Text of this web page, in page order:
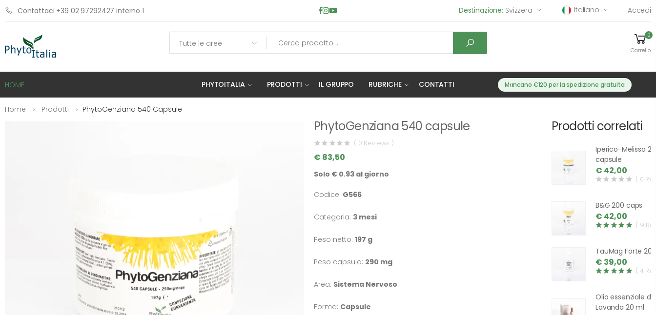
Contattaci +39 02 97292427 interno 1 Destinazione: Svizzera Italiano Accedi
0
Carrello
HOME PHYTOITALIA PRODOTTI IL GRUPPO RUBRICHE CONTATTI Mancano €120 per la spedizione gratuita
Home Prodotti PhytoGenziana 540 Capsule
PhytoGenziana 540 capsule
( 0 Reviews )
€ 83,50
Solo € 0.93 al giorno
Codice: G566
Categoria: 3 mesi
Peso netto: 197 g
Peso capsula: 290 mg
Area: Sistema Nervoso
Forma: Capsule
Prodotti correlati
Iperico-Melissa
capsule
€ 42,00
( 0
B&G 200 caps
€ 42,00
( 9
TauMag Forte
€ 39,00
( 4
Olio essenziale di
Lavanda 20 ml